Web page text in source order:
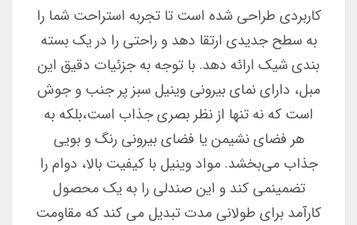
کاربردی طراحی شده است تا تجربه استراحت شما را
به سطح جدیدی ارتقا دهد و راحتی را در یک بسته
بندی شیک ارائه دهد. با توجه به جزئیات دقیق این
مبل، دارای نمای بیرونی وینیل سبز پر جنب و جوش
است که نه تنها از نظر بصری جذاب است،بلکه به
هر فضای نشیمن یا فضای بیرونی رنگ و بویی
جذاب می‌بخشد. مواد وینیل با کیفیت بالا، دوام را
تضمینمی کند و این صندلی را به یک محصول
کارآمد برای طولانی مدت تبدیل می کند که مقاومت